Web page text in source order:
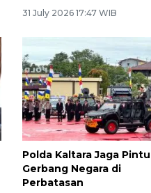
31 July 2026 17:47 WIB
Polda Kaltara Jaga Pintu
Gerbang Negara di
Perbatasan